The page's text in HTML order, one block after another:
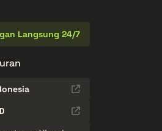
Langsung 24/7